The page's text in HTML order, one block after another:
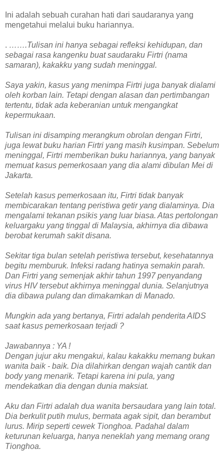
Ini adalah sebuah curahan hati dari saudaranya yang
mengetahui melalui buku hariannya.
. …….Tulisan ini hanya sebagai refleksi kehidupan, dan
sebagai rasa kangenku buat saudaraku Firtri (nama
samaran), kakakku yang sudah meninggal.
Saya yakin, kasus yang menimpa Firtri juga banyak dialami
oleh korban lain. Tetapi dengan alasan dan pertimbangan
tertentu, tidak ada keberanian untuk mengangkat
kepermukaan.
Tulisan ini disamping merangkum obrolan dengan Firtri,
juga lewat buku harian Firtri yang masih kusimpan. Sebelum
meninggal, Firtri memberikan buku hariannya, yang banyak
memuat kasus pemerkosaan yang dia alami dibulan Mei di
Jakarta.
Setelah kasus pemerkosaan itu, Firtri tidak banyak
membicarakan tentang peristiwa getir yang dialaminya. Dia
mengalami tekanan psikis yang luar biasa. Atas pertolongan
keluargaku yang tinggal di Malaysia, akhirnya dia dibawa
berobat kerumah sakit disana.
Sekitar tiga bulan setelah peristiwa tersebut, kesehatannya
begitu memburuk. Infeksi radang hatinya semakin parah.
Dan Firtri yang semenjak akhir tahun 1997 penyandang
virus HIV tersebut akhirnya meninggal dunia. Selanjutnya
dia dibawa pulang dan dimakamkan di Manado.
Mungkin ada yang bertanya, Firtri adalah penderita AIDS
saat kasus pemerkosaan terjadi ?
Jawabannya : YA !
Dengan jujur aku mengakui, kalau kakakku memang bukan
wanita baik - baik. Dia dilahirkan dengan wajah cantik dan
body yang menarik. Tetapi karena ini pula, yang
mendekatkan dia dengan dunia maksiat.
Aku dan Firtri adalah dua wanita bersaudara yang lain total.
Dia berkulit putih mulus, bermata agak sipit, dan berambut
lurus. Mirip seperti cewek Tionghoa. Padahal dalam
keturunan keluarga, hanya neneklah yang memang orang
Tionghoa.